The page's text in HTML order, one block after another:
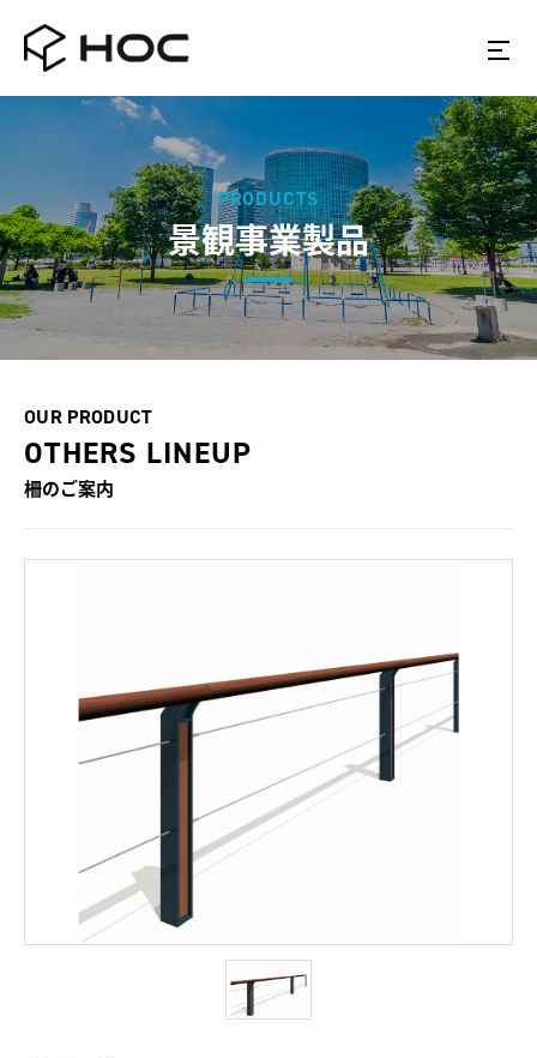
PRODUCTS
景観事業製品
OUR PRODUCT
OTHERS LINEUP
柵のご案内